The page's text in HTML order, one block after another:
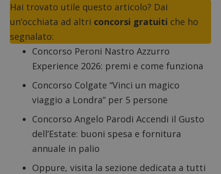
Hai trovato utile questo articolo? Dai
un’occhiata ad altri concorsi gratuiti che ho
segnalato:
Concorso Peroni Nastro Azzurro
Experience 2026: premi e come funziona
Concorso Colgate “Vinci un magico
viaggio a Londra” per 5 persone
Concorso Angelo Parodi Accendi il Gusto
dell’Estate: buoni spesa e fornitura
annuale in palio
Oppure, visita la sezione dedicata a tutti